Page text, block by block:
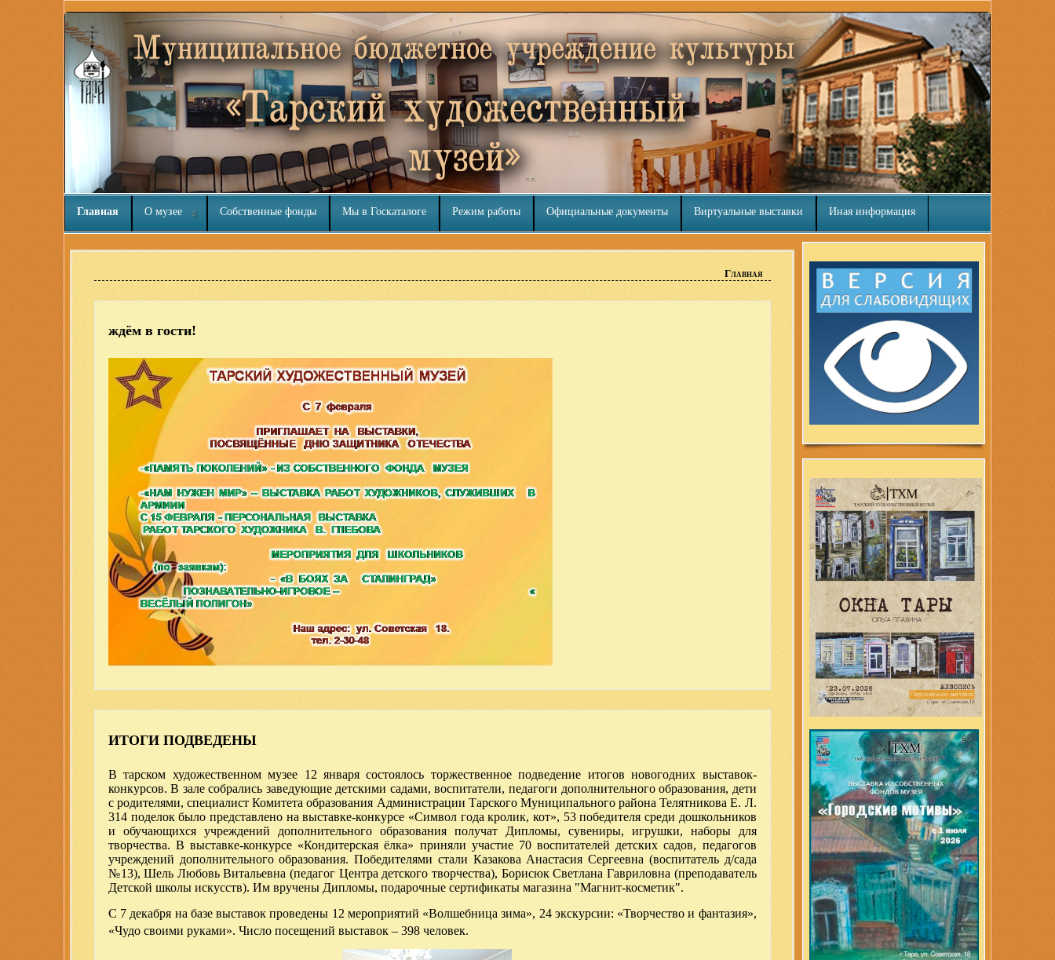
Главная О музее Собственные фонды Мы в Госкаталоге Режим работы Официальные документы Виртуальные выставки Иная информация
Расширения Joomla 3 Главная
ждём в гости!
ИТОГИ ПОДВЕДЕНЫ
В тарском художественном музее 12 января состоялось торжественное подведение итогов новогодних выставок-
конкурсов. В зале собрались заведующие детскими садами, воспитатели, педагоги дополнительного образования, дети
с родителями, специалист Комитета образования Администрации Тарского Муниципального района Телятникова Е. Л.
314 поделок было представлено на выставке-конкурсе «Символ года кролик, кот», 53 победителя среди дошкольников
и обучающихся учреждений дополнительного образования получат Дипломы, сувениры, игрушки, наборы для
творчества. В выставке-конкурсе «Кондитерская ёлка» приняли участие 70 воспитателей детских садов, педагогов
учреждений дополнительного образования. Победителями стали Казакова Анастасия Сергеевна (воспитатель д/сада
№13), Шель Любовь Витальевна (педагог Центра детского творчества), Борисюк Светлана Гавриловна (преподаватель
Детской школы искусств). Им вручены Дипломы, подарочные сертификаты магазина "Магнит-косметик".
С 7 декабря на базе выставок проведены 12 мероприятий «Волшебница зима», 24 экскурсии: «Творчество и фантазия»,
«Чудо своими руками». Число посещений выставок – 398 человек.